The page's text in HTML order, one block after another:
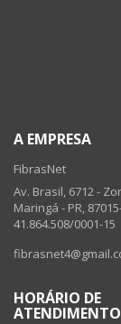
A EMPRESA
FibrasNet
Av. Brasil, 6712 -
Maringá - PR,
41.864.508/0001-15
HORÁRIO DE
ATENDIMENTO